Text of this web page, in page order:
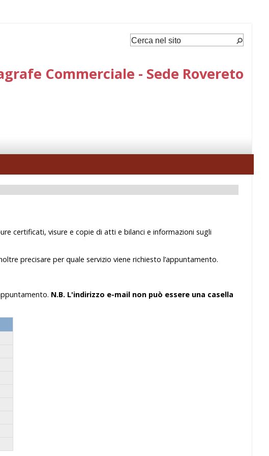
Commerciale - Sede Rovereto
certificati, visure e copie di atti e bilanci e informazioni sugli
precisare per quale servizio viene richiesto l’appuntamento.
N.B. L'indirizzo e-mail non può essere una casella